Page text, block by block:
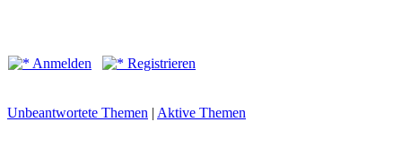
Anmelden Registrieren
Unbeantwortete Themen | Aktive Themen